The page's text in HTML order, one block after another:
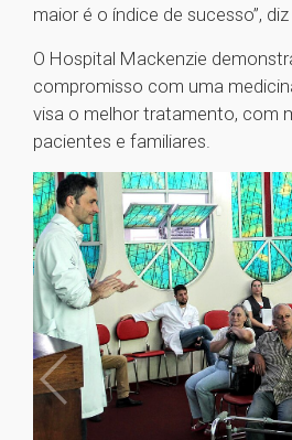
maior é o índice de sucesso”,
O Hospital Mackenzie
compromisso com uma
visa o melhor tratamento, com
pacientes e familiares.